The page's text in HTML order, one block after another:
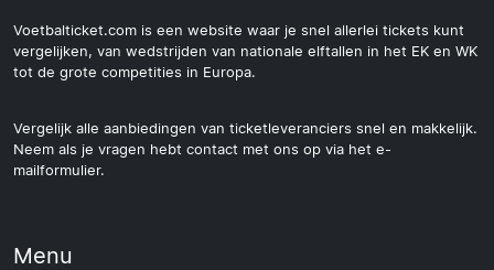
Voetbalticket.com is een website waar je snel allerlei tickets kunt
vergelijken, van wedstrijden van nationale elftallen in het EK en WK
tot de grote competities in Europa.
Vergelijk alle aanbiedingen van ticketleveranciers snel en makkelijk.
Neem als je vragen hebt contact met ons op via het e-
mailformulier.
Menu